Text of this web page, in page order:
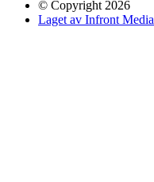
© Copyright 2026
Laget av Infront Media